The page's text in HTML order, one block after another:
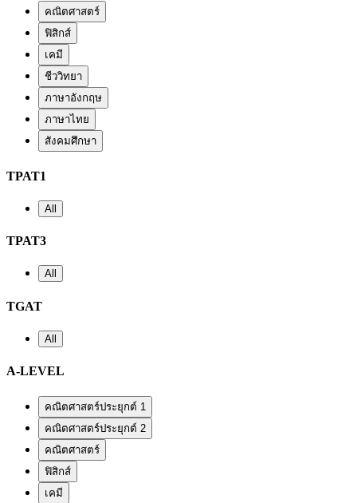
คณิตศาสตร์
ฟิสิกส์
เคมี
ชีววิทยา
ภาษาอังกฤษ
ภาษาไทย
สังคมศึกษา
TPAT1
All
TPAT3
All
TGAT
All
A-LEVEL
คณิตศาสตร์ประยุกต์ 1
คณิตศาสตร์ประยุกต์ 2
คณิตศาสตร์
ฟิสิกส์
เคมี